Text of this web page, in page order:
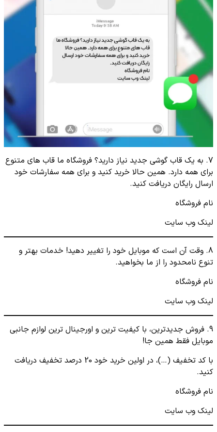
7. به یک قاب گوشی جدید نیاز دارید؟ فروشگاه ما قاب های متنوع
برای همه دارد. همین حالا خرید کنید و برای همه سفارشات خود
ارسال رایگان دریافت کنید.
نام فروشگاه
لینک وب سایت
8. وقت آن است که موبایل خود را تغییر دهید! خدمات بهتر و
تنوع نامحدود را از ما بخواهید.
نام فروشگاه
لینک وب سایت
9. فروش جدیدترین، با کیفیت ترین و اورجینال ترین لوازم جانبی
موبایل فقط همین جا!
با کد تخفیف (…)، در اولین خرید خود 20 درصد تخفیف دریافت
کنید.
نام فروشگاه
لینک وب سایت